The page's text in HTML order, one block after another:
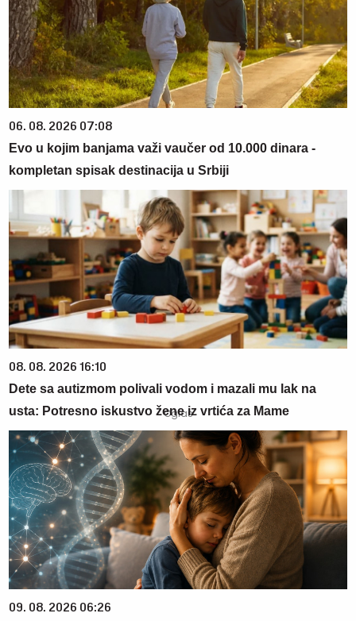
06. 08. 2026 07:08
Evo u kojim banjama važi vaučer od 10.000 dinara -
kompletan spisak destinacija u Srbiji
08. 08. 2026 16:10
Dete sa autizmom polivali vodom i mazali mu lak na
usta: Potresno iskustvo žene iz vrtića za Mame
09. 08. 2026 06:26